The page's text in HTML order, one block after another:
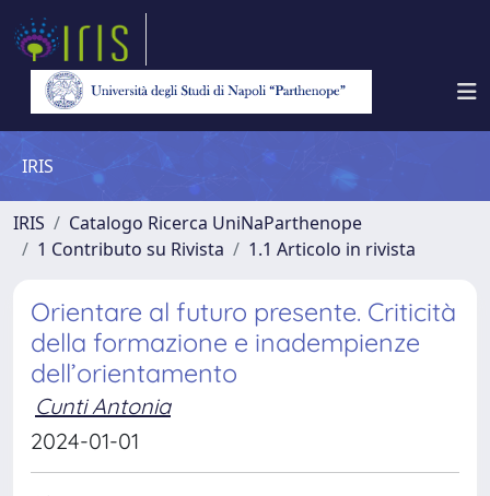
IRIS
IRIS
Catalogo Ricerca UniNaParthenope
1 Contributo su Rivista
1.1 Articolo in rivista
Orientare al futuro presente. Criticità
della formazione e inadempienze
dell’orientamento
Cunti Antonia
2024-01-01